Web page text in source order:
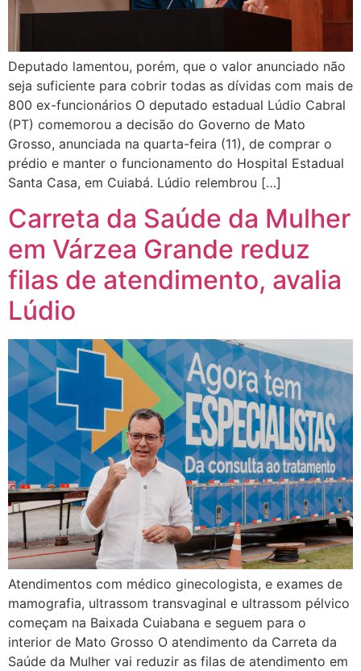
Deputado lamentou, porém, que o valor anunciado não
seja suficiente para cobrir todas as dívidas com mais de
800 ex-funcionários O deputado estadual Lúdio Cabral
(PT) comemorou a decisão do Governo de Mato
Grosso, anunciada na quarta-feira (11), de comprar o
prédio e manter o funcionamento do Hospital Estadual
Santa Casa, em Cuiabá. Lúdio relembrou […]
Carreta da Saúde da Mulher
em Várzea Grande reduz
filas de atendimento, avalia
Lúdio
Atendimentos com médico ginecologista, e exames de
mamografia, ultrassom transvaginal e ultrassom pélvico
começam na Baixada Cuiabana e seguem para o
interior de Mato Grosso O atendimento da Carreta da
Saúde da Mulher vai reduzir as filas de atendimento em